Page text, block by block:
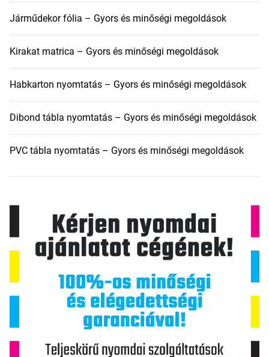
Járműdekor fólia – Gyors és minőségi megoldások
Kirakat matrica – Gyors és minőségi megoldások
Habkarton nyomtatás – Gyors és minőségi megoldások
Dibond tábla nyomtatás – Gyors és minőségi megoldások
PVC tábla nyomtatás – Gyors és minőségi megoldások